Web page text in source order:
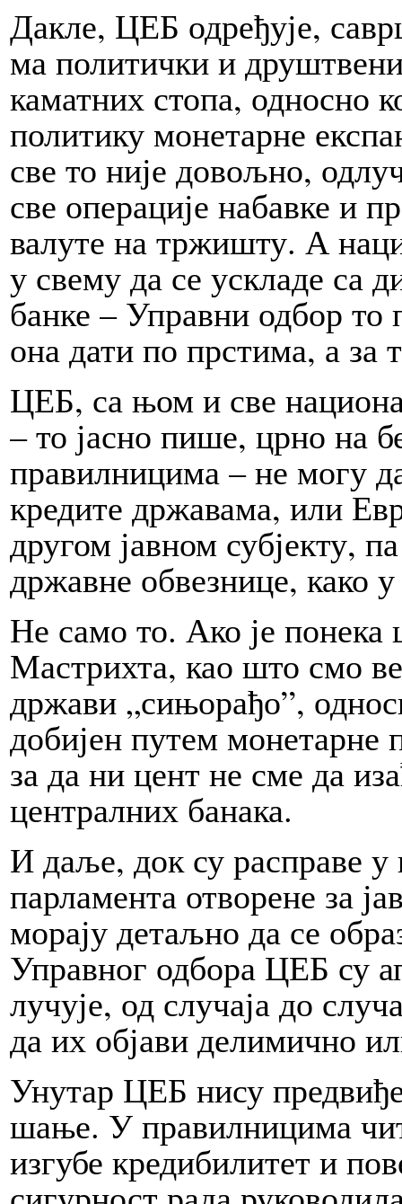
Да­кле, ЦЕБ одређује,
ма политички и
каматних сто­па, од­но­сно
политику монетарне
све то није довољно,
све операције на­бав­ке и
ва­лу­те на тржиш­ту. А
у све­му да се ускла­де са
бан­ке – Управни одбор
она дати по прстима, а за
ЦЕБ, са њом и све
– то ја­сно пише, црно на
правилницима – не мо­гу
кредите државама, или
другом јав­ном су­бјек­ту,
државне обве­знице, ка­ко
Не са­мо то. Ако је по­не­ка
Мастрихта, као што смо
држави „сињорађо”,
добијен пу­тем
за да ни цент не сме да
централних ба­на­ка.
И даље, док су расправе
парламента отворене за
морају детаљно да се
Управног одбора ЦЕБ су
лу­чу­је, од слу­ча­ја до
да их објави делимично
Унутар ЦЕБ нису
ша­ње. У правилницима
изг­убе кредибилит­ет и